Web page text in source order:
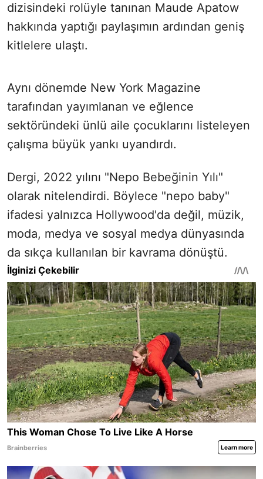
dizisindeki rolüyle tanınan Maude Apatow
hakkında yaptığı paylaşımın ardından geniş
kitlelere ulaştı.
Aynı dönemde New York Magazine
tarafından yayımlanan ve eğlence
sektöründeki ünlü aile çocuklarını listeleyen
çalışma büyük yankı uyandırdı.
Dergi, 2022 yılını "Nepo Bebeğinin Yılı"
olarak nitelendirdi. Böylece "nepo baby"
ifadesi yalnızca Hollywood'da değil, müzik,
moda, medya ve sosyal medya dünyasında
da sıkça kullanılan bir kavrama dönüştü.